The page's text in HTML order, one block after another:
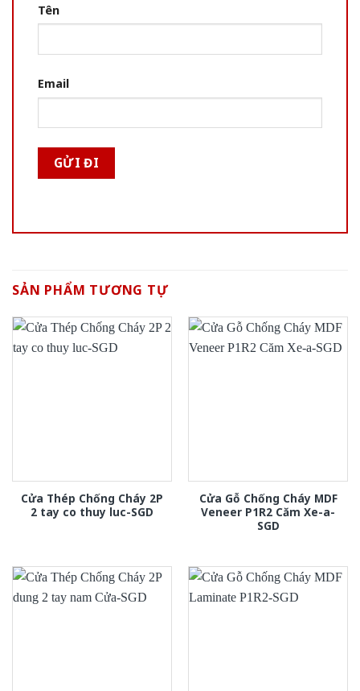
Tên
Email
SẢN PHẨM TƯƠNG TỰ
Cửa Thép Chống Cháy 2P
2 tay co thuy luc-SGD
Cửa Gỗ Chống Cháy MDF
Veneer P1R2 Căm Xe-a-
SGD